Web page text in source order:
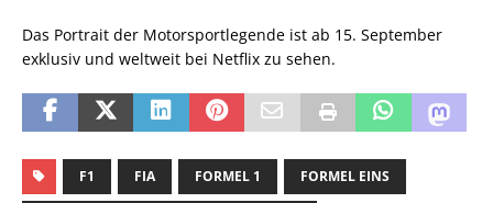
Das Portrait der Motorsportlegende ist ab 15. September
exklusiv und weltweit bei Netflix zu sehen.
F1 FIA FORMEL 1 FORMEL EINS